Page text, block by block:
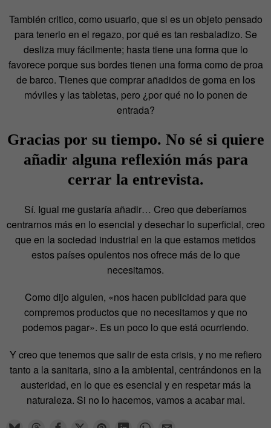
También critico, como usuario, que si es un objeto pensado
para tenerlo en el regazo, por qué es tan resbaladizo. Se
desliza muy fácilmente; hasta tiene una forma que lo
favorece porque sus bordes tienen una forma como de proa
de barco. Tienes que comprar añadidos de goma en los
móviles y las tabletas, pero ¿por qué no lo ponen de
entrada?
Gracias por su tiempo. No sé si quiere
añadir alguna reflexión más para
cerrar la entrevista.
Sí. Igual me gustaría añadir… Creo que deberíamos
centrarnos más en lo esencial y desechar lo superficial, creo
que en la sociedad industrial en la que estamos metidos
estos países opulentos nos ofrece más de lo que
necesitamos.
Como dijo alguien, «nos hacen publicidad para que
compremos productos que no necesitamos y que no
podemos pagar». Es un poco lo que está ocurriendo.
Y creo que tenemos que salir de esta crisis, y no me refiero
tanto a la sanitaria, sino a la ambiental, centrándonos en la
austeridad, en lo que es esencial y en respetar más la
naturaleza. Si no lo hacemos, vamos a acabar mal.